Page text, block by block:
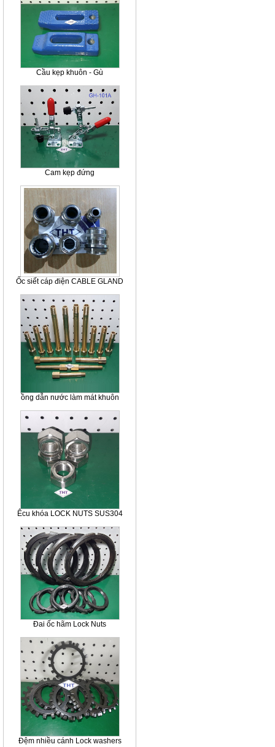
Cầu kẹp khuôn - Gù
Cam kẹp đứng
Ốc siết cáp điện CABLE GLAND
ồng dẫn nước làm mát khuôn
Êcu khóa LOCK NUTS SUS304
Đai ốc hãm Lock Nuts
Đệm nhiều cánh Lock washers